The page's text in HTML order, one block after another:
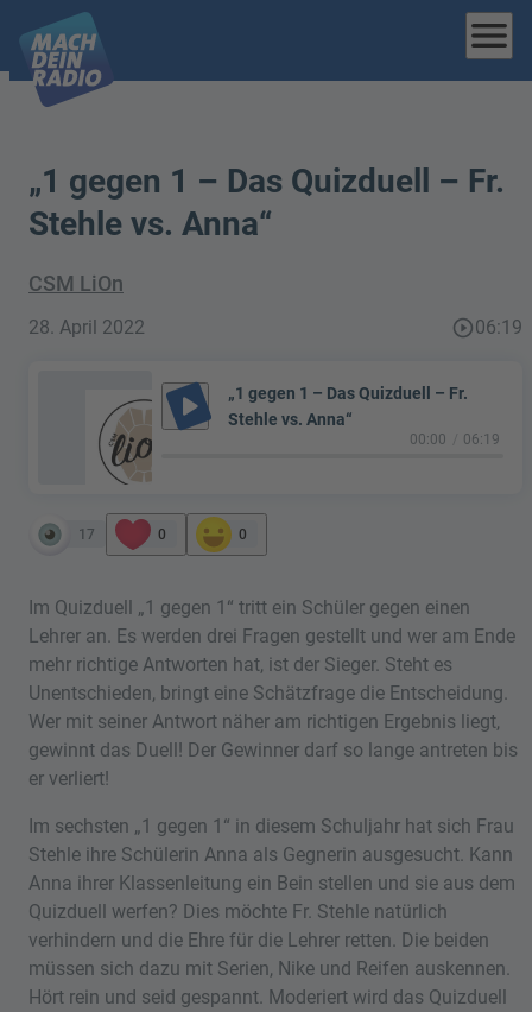
menu
„1 gegen 1 – Das Quizduell – Fr.
Stehle vs. Anna“
CSM LiOn
28. April 2022 play_circle_outline06:19
play_arrow
„1 gegen 1 – Das Quizduell – Fr.
Stehle vs. Anna“
00:00 06:19
17 0 0
Im Quizduell „1 gegen 1“ tritt ein Schüler gegen einen
Lehrer an. Es werden drei Fragen gestellt und wer am Ende
mehr richtige Antworten hat, ist der Sieger. Steht es
Unentschieden, bringt eine Schätzfrage die Entscheidung.
Wer mit seiner Antwort näher am richtigen Ergebnis liegt,
gewinnt das Duell! Der Gewinner darf so lange antreten bis
er verliert!
Im sechsten „1 gegen 1“ in diesem Schuljahr hat sich Frau
Stehle ihre Schülerin Anna als Gegnerin ausgesucht. Kann
Anna ihrer Klassenleitung ein Bein stellen und sie aus dem
Quizduell werfen? Dies möchte Fr. Stehle natürlich
verhindern und die Ehre für die Lehrer retten. Die beiden
müssen sich dazu mit Serien, Nike und Reifen auskennen.
Hört rein und seid gespannt. Moderiert wird das Quizduell